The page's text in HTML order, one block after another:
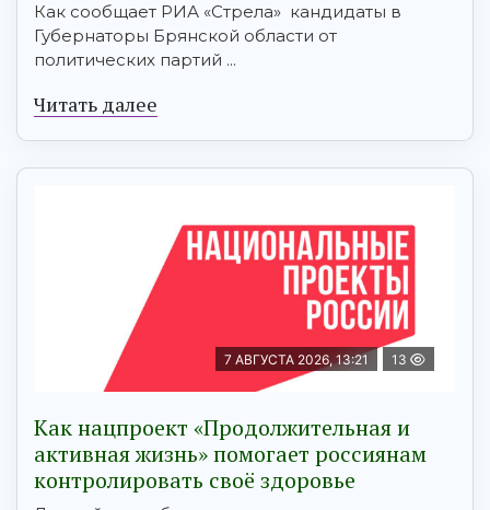
Как сообщает РИА «Стрела» кандидаты в
Губернаторы Брянской области от
политических партий ...
Читать далее
7 АВГУСТА 2026, 13:21 13
Как нацпроект «Продолжительная и
активная жизнь» помогает россиянам
контролировать своё здоровье